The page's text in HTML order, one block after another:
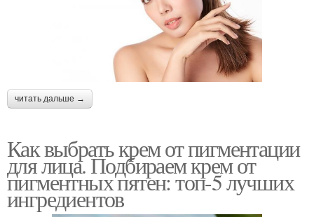
читать дальше →
Как выбрать крем от пигментации
для лица. Подбираем крем от
пигментных пятен: топ-5 лучших
ингредиентов